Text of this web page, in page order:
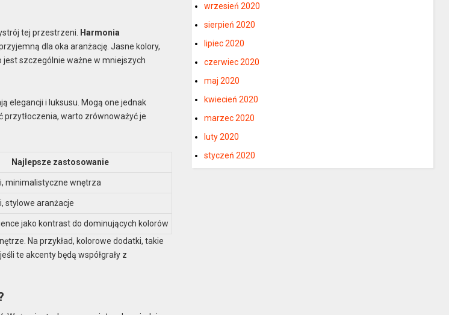
tej przestrzeni. Harmonia
dla oka aranżację. Jasne kolory,
szczególnie ważne w mniejszych
elegancji i luksusu. Mogą one jednak
przytłoczenia, warto zrównoważyć je
Najlepsze zastosowanie
minimalistyczne wnętrza
stylowe aranżacje
jako kontrast do dominujących kolorów
Na przykład, kolorowe dodatki, takie
te akcenty będą współgrały z
wrzesień 2020
sierpień 2020
lipiec 2020
czerwiec 2020
maj 2020
kwiecień 2020
marzec 2020
luty 2020
styczeń 2020